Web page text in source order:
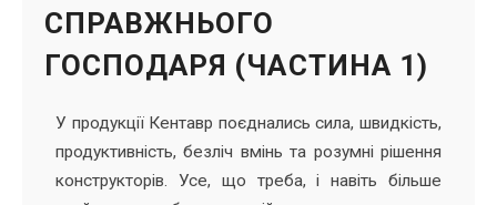
СПРАВЖНЬОГО
ГОСПОДАРЯ (ЧАСТИНА 1)
У продукції Кентавр поєднались сила, швидкість,
продуктивність, безліч вмінь та розумні рішення
конструкторів. Усе, що треба, і навіть більше